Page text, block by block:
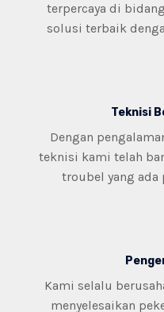
terpercaya di
solusi terbaik
Teknisi
Dengan
teknisi kami telah
troubel yang ada
Kami selalu
menyelesaikan